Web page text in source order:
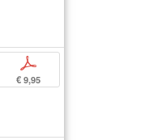
p
€ 9,95